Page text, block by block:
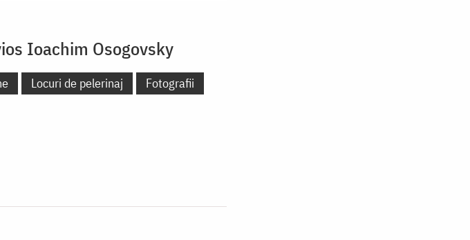
Ioachim Osogovsky
Locuri de pelerinaj Fotografii